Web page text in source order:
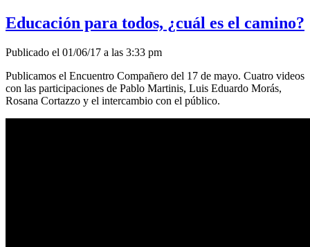
Educación para todos, ¿cuál es el camino?
Publicado el 01/06/17 a las 3:33 pm
Publicamos el Encuentro Compañero del 17 de mayo. Cuatro videos
con las participaciones de Pablo Martinis, Luis Eduardo Morás,
Rosana Cortazzo y el intercambio con el público.